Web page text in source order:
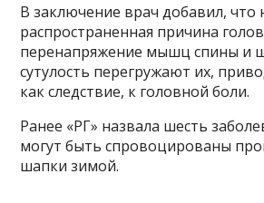
В заключение врач добавил, что
распространенная причина
перенапряжение мышц спины и
сутулость перегружают их,
как следствие, к головной боли.
Ранее «РГ» назвала шесть
могут быть спровоцированы
шапки зимой.